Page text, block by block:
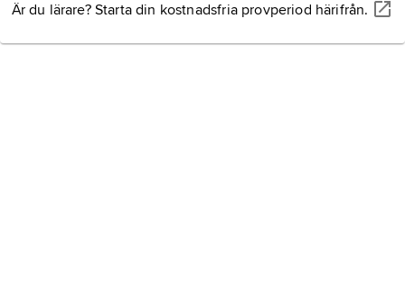
Är du lärare? Starta din kostnadsfria provperiod härifrån.